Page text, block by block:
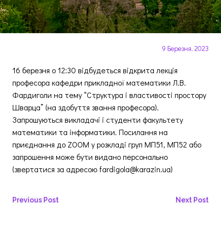
9 Березня, 2023
16 березня о 12:30 відбудеться відкрита лекція
професора кафедри прикладної математики Л.В.
Фардиголи на тему “Структура і властивості простору
Шварца” (на здобуття звання професора).
Запрошуються викладачі і студенти факультету
математики та інформатики. Посилання на
приєднання до ZOOM у розкладі груп МП51, МП52 або
запрошення може бути видано персонально
(звертатися за адресою fardigola@karazin.ua)
Навігація
Previous Post
Навігація
Next Post